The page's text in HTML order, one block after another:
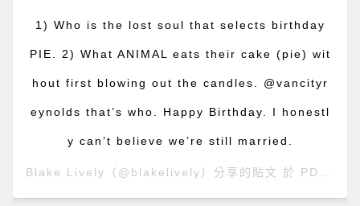
1) Who is the lost soul that selects birthday
PIE. 2) What ANIMAL eats their cake (pie) wit
hout first blowing out the candles. @vancityr
eynolds that’s who. Happy Birthday. I honestl
y can’t believe we’re still married.
Blake Lively （@blakelively）分享的貼文 於 PDT 2020 年 10月 月 23 日 下午 6:37